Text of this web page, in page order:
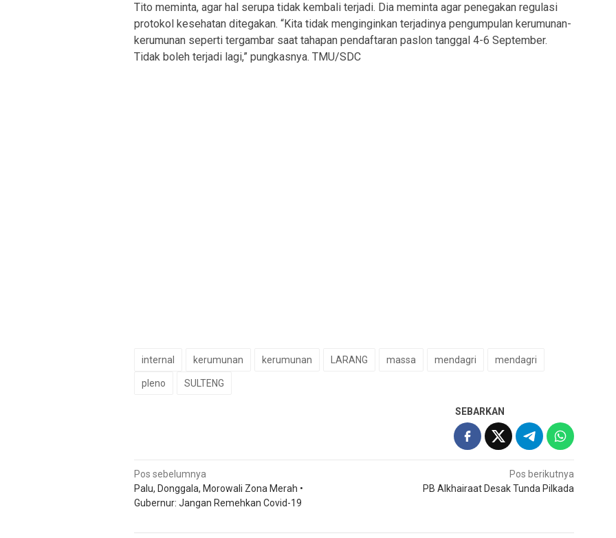
Tito meminta, agar hal serupa tidak kembali terjadi. Dia meminta agar penegakan regulasi
protokol kesehatan ditegakan. “Kita tidak menginginkan terjadinya pengumpulan kerumunan-
kerumunan seperti tergambar saat tahapan pendaftaran paslon tanggal 4-6 September.
Tidak boleh terjadi lagi,” pungkasnya. TMU/SDC
internal kerumunan kerumunan LARANG massa mendagri mendagri
pleno SULTENG
SEBARKAN
Navigasi
pos
Pos sebelumnya
Palu, Donggala, Morowali Zona Merah •
Gubernur: Jangan Remehkan Covid-19
Pos berikutnya
PB Alkhairaat Desak Tunda Pilkada